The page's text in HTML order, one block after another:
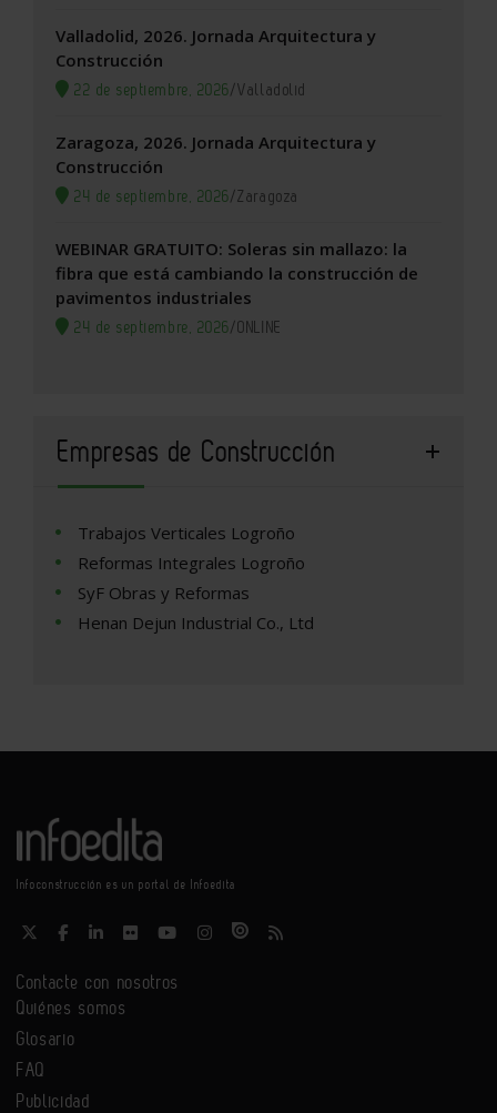
Valladolid, 2026. Jornada Arquitectura y
Construcción
22 de septiembre, 2026/Valladolid
Zaragoza, 2026. Jornada Arquitectura y
Construcción
24 de septiembre, 2026/Zaragoza
WEBINAR GRATUITO: Soleras sin mallazo: la
fibra que está cambiando la construcción de
pavimentos industriales
24 de septiembre, 2026/ONLINE
Empresas de Construcción
Trabajos Verticales Logroño
Reformas Integrales Logroño
SyF Obras y Reformas
Henan Dejun Industrial Co., Ltd
Infoconstrucción es un portal de Infoedita
Contacte con nosotros
Quiénes somos
Glosario
FAQ
Publicidad